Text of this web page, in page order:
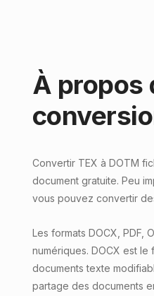
À propos
Convertir TEX à DOTM
document gratuite. Peu
vous pouvez convertir
Les formats DOCX, PDF,
numériques. DOCX est
documents texte
partage des documents